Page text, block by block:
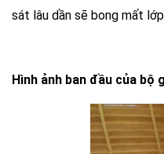
sát lâu dần sẽ bong mất
Hình ảnh ban đầu của bộ